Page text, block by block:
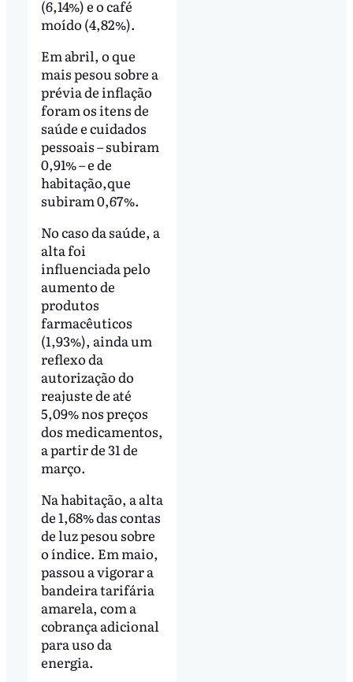
(6,14%) e o café
moído (4,82%).
Em abril, o que
mais pesou sobre a
prévia de inflação
foram os itens de
saúde e cuidados
pessoais – subiram
0,91% – e de
habitação,que
subiram 0,67%.
No caso da saúde, a
alta foi
influenciada pelo
aumento de
produtos
farmacêuticos
(1,93%), ainda um
reflexo da
autorização do
reajuste de até
5,09% nos preços
dos medicamentos,
a partir de 31 de
março.
Na habitação, a alta
de 1,68% das contas
de luz pesou sobre
o índice. Em maio,
passou a vigorar a
bandeira tarifária
amarela, com a
cobrança adicional
para uso da
energia.